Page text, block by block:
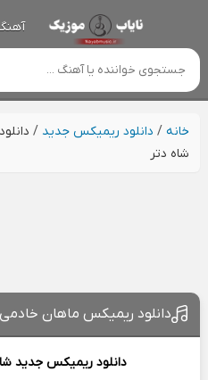
خانه/ دانلود ریمیکس جدید /
شاه دتر
دانلود ریمیکس ماهان خادمی
دانلود ریمیکس جدید